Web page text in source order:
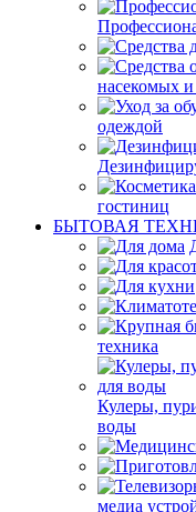
насекомых
одеждой
гостиниц
БЫТОВАЯ
техника
Кулеры,
воды
медиа